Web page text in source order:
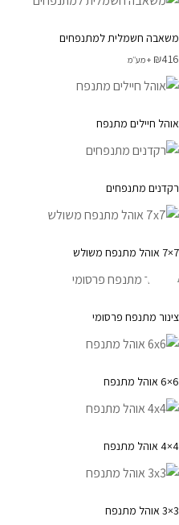
משאבה חשמלית למתנפחים
₪416 + מע׳׳מ
אוהל חיילים מתנפח
רקדנים מתנפחים
7×7 אוהל מתנפח משולש
צינור מתנפח פרסומי
6×6 אוהל מתנפח
4×4 אוהל מתנפח
3×3 אוהל מתנפח